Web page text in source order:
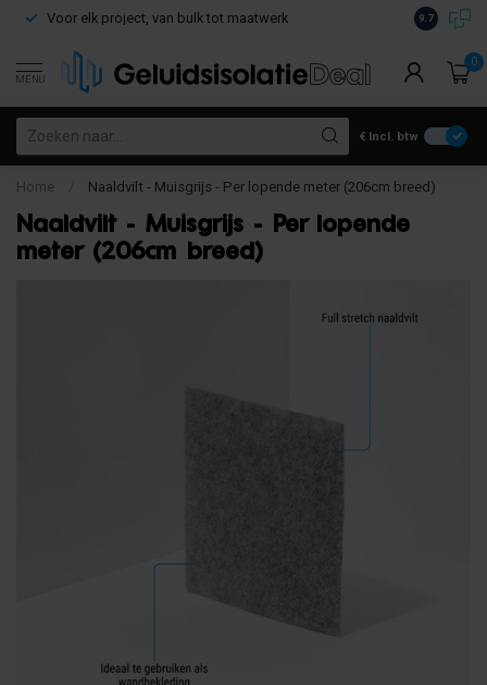
Voor elk project, van bulk tot maatwerk Gratis
9.7
MENU
0
€ Incl. btw
Home Naaldvilt - Muisgrijs - Per lopende meter (206cm breed)
Naaldvilt - Muisgrijs - Per lopende
meter (206cm breed)